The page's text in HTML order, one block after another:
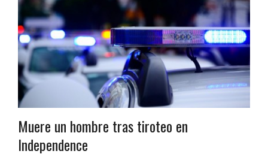
Muere un hombre tras tiroteo en
Independence